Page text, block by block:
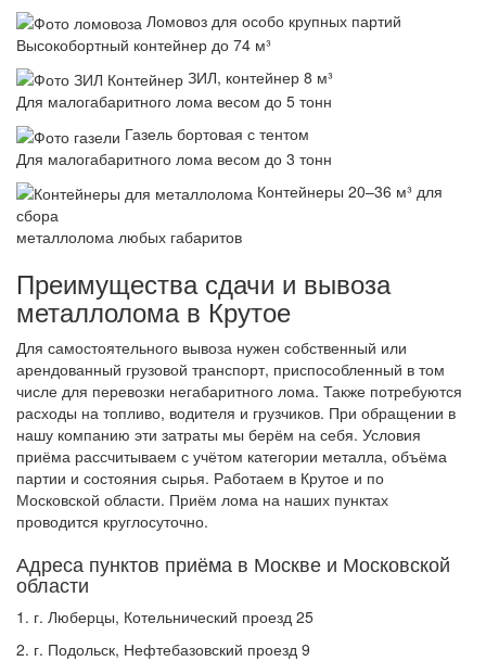
Ломовоз для особо крупных партий
Высокобортный контейнер до 74 м³
ЗИЛ, контейнер 8 м³
Для малогабаритного лома весом до 5 тонн
Газель бортовая с тентом
Для малогабаритного лома весом до 3 тонн
Контейнеры 20–36 м³ для
сбора
металлолома любых габаритов
Преимущества сдачи и вывоза
металлолома в Крутое
Для самостоятельного вывоза нужен собственный или
арендованный грузовой транспорт, приспособленный в том
числе для перевозки негабаритного лома. Также потребуются
расходы на топливо, водителя и грузчиков. При обращении в
нашу компанию эти затраты мы берём на себя. Условия
приёма рассчитываем с учётом категории металла, объёма
партии и состояния сырья. Работаем в Крутое и по
Московской области. Приём лома на наших пунктах
проводится круглосуточно.
Адреса пунктов приёма в Москве и Московской
области
1. г. Люберцы, Котельнический проезд 25
2. г. Подольск, Нефтебазовский проезд 9